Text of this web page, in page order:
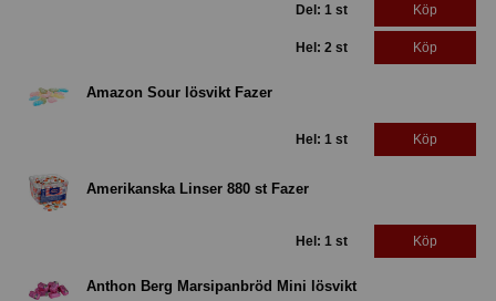
Del: 1 st Köp
Hel: 2 st Köp
Amazon Sour lösvikt Fazer
Hel: 1 st Köp
Amerikanska Linser 880 st Fazer
Hel: 1 st Köp
Anthon Berg Marsipanbröd Mini lösvikt